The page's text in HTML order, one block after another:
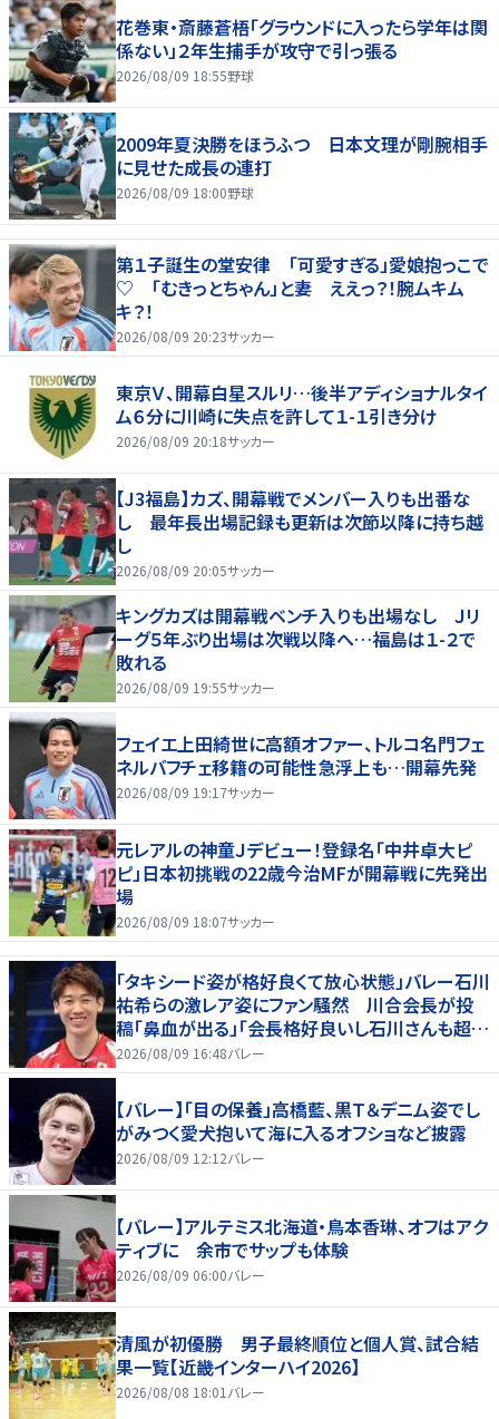
花巻東・斎藤蒼梧「グラウンドに入ったら学年は関
係ない」２年生捕手が攻守で引っ張る
2026/08/09 18:55野球
2009年夏決勝をほうふつ 日本文理が剛腕相手
に見せた成長の連打
2026/08/09 18:00野球
第１子誕生の堂安律 「可愛すぎる」愛娘抱っこで
♡ 「むきっとちゃん」と妻 ええっ？！腕ムキム
キ？！
2026/08/09 20:23サッカー
東京Ｖ、開幕白星スルリ…後半アディショナルタイ
ム６分に川崎に失点を許して１-１引き分け
2026/08/09 20:18サッカー
【J3福島】カズ、開幕戦でメンバー入りも出番な
し 最年長出場記録も更新は次節以降に持ち越
し
2026/08/09 20:05サッカー
キングカズは開幕戦ベンチ入りも出場なし Ｊリ
ーグ５年ぶり出場は次戦以降へ…福島は１-２で
敗れる
2026/08/09 19:55サッカー
フェイエ上田綺世に高額オファー、トルコ名門フェ
ネルバフチェ移籍の可能性急浮上も…開幕先発
2026/08/09 19:17サッカー
元レアルの神童Ｊデビュー！登録名「中井卓大ピ
ピ」日本初挑戦の22歳今治MFが開幕戦に先発出
場
2026/08/09 18:07サッカー
「タキシード姿が格好良くて放心状態」バレー石川
祐希らの激レア姿にファン騒然 川合会長が投
稿「鼻血が出る」「会長格好良いし石川さんも超格
好いい」
2026/08/09 16:48バレー
【バレー】「目の保養」高橋藍、黒Ｔ＆デニム姿でし
がみつく愛犬抱いて海に入るオフショなど披露
2026/08/09 12:12バレー
【バレー】アルテミス北海道・鳥本香琳、オフはアク
ティブに 余市でサップも体験
2026/08/09 06:00バレー
清風が初優勝 男子最終順位と個人賞、試合結
果一覧【近畿インターハイ2026】
2026/08/08 18:01 バレー